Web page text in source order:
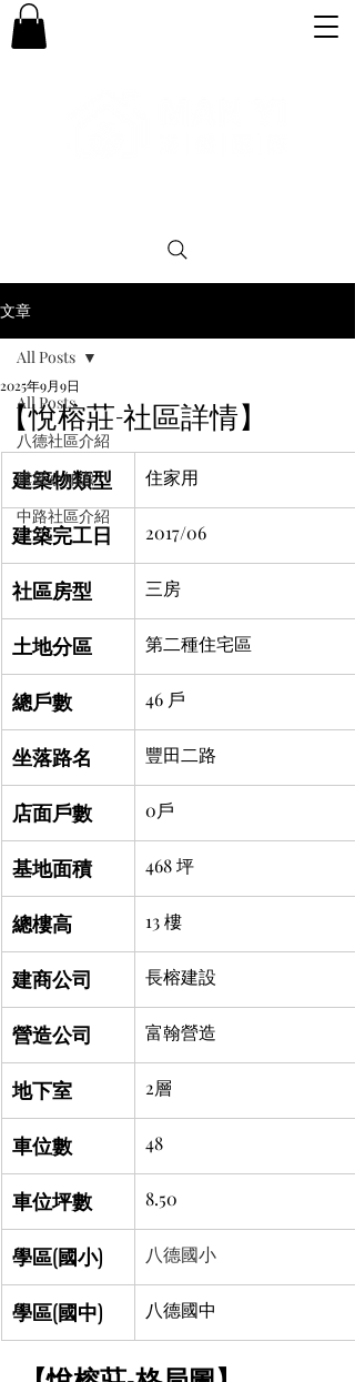
文章
All Posts
八德社區介紹
購屋小知識
中路社區介紹
All Posts
【悅榕莊-社區詳情】
2025年9月9日
建築物類型 住家用
建築完工日 2017/06
社區房型 三房
土地分區 第二種住宅區
總戶數 46 戶
坐落路名 豐田二路
店面戶數 0戶
基地面積 468 坪
總樓高 13 樓
建商公司 長榕建設
營造公司 富翰營造
地下室 2層
車位數 48
車位坪數 8.50
學區(國小) 八德國小
學區(國中) 八德國中